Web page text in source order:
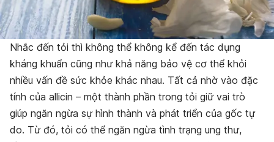
Nhắc đến tỏi thì không thể không kể đến tác dụng
kháng khuẩn cũng như khả năng bảo vệ cơ thể khỏi
nhiều vấn đề sức khỏe khác nhau. Tất cả nhờ vào đặc
tính của allicin – một thành phần trong tỏi giữ vai trò
giúp ngăn ngừa sự hình thành và phát triển của gốc tự
do. Từ đó, tỏi có thể ngăn ngừa tình trạng ung thư,